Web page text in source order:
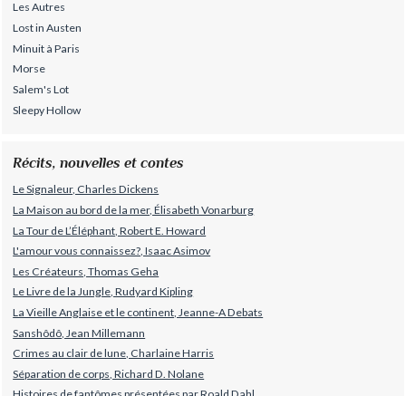
Les Autres
Lost in Austen
Minuit à Paris
Morse
Salem's Lot
Sleepy Hollow
Récits, nouvelles et contes
Le Signaleur, Charles Dickens
La Maison au bord de la mer, Élisabeth Vonarburg
La Tour de L’Éléphant, Robert E. Howard
L'amour vous connaissez?, Isaac Asimov
Les Créateurs, Thomas Geha
Le Livre de la Jungle, Rudyard Kipling
La Vieille Anglaise et le continent, Jeanne-A Debats
Sanshôdô, Jean Millemann
Crimes au clair de lune, Charlaine Harris
Séparation de corps, Richard D. Nolane